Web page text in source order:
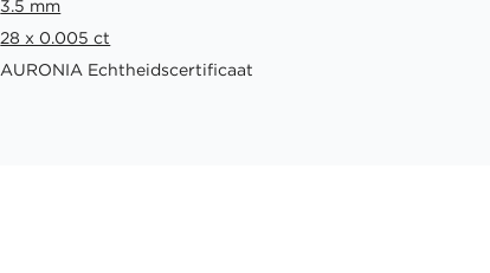
3.5 mm
28 x 0.005 ct
AURONIA Echtheidscertificaat